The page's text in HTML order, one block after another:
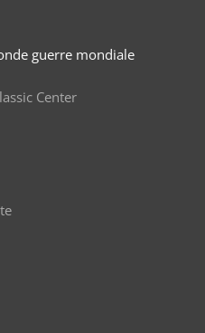
guerre mondiale
Center